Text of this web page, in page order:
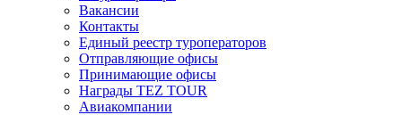
Вакансии
Контакты
Единый реестр туроператоров
Отправляющие офисы
Принимающие офисы
Награды TEZ TOUR
Авиакомпании